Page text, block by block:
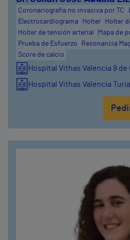
Coronariografía no invasiva por TC
Electrocardiograma
Holter
Holter
Holter de tensión arterial
Mapa de
Prueba de Esfuerzo
Resonancia
Score de calcio
Hospital Vithas Valencia 9 de
Hospital Vithas Valencia Turia